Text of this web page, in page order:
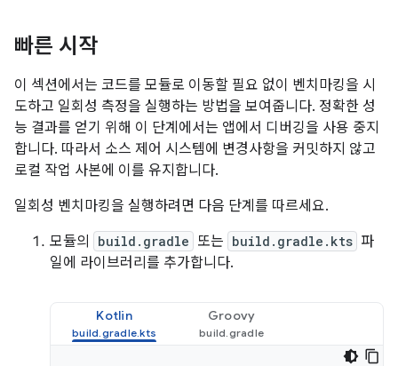
빠른 시작
이 섹션에서는 코드를 모듈로 이동할 필요 없이 벤치마킹을 시
도하고 일회성 측정을 실행하는 방법을 보여줍니다. 정확한 성
능 결과를 얻기 위해 이 단계에서는 앱에서 디버깅을 사용 중지
합니다. 따라서 소스 제어 시스템에 변경사항을 커밋하지 않고
로컬 작업 사본에 이를 유지합니다.
일회성 벤치마킹을 실행하려면 다음 단계를 따르세요.
모듈의
build.gradle 또는 build.gradle.kts 파
일에 라이브러리를 추가합니다.
Kotlin Groovy